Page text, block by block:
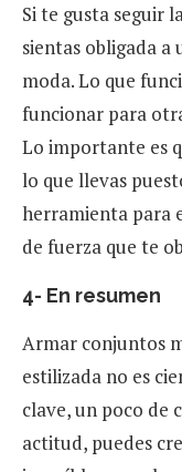
Si te gusta seguir
sientas obligada a
moda. Lo que
funcionar para
Lo importante es
lo que llevas
herramienta para
de fuerza que te
4- En resumen
Armar conjuntos
estilizada no es
clave, un poco de
actitud, puedes